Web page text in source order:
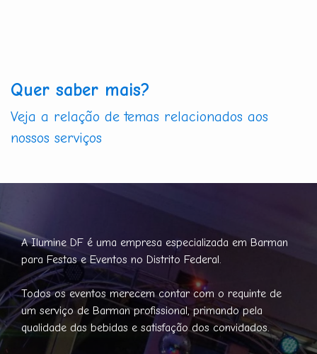
Quer saber mais?
Veja a relação de temas relacionados aos
nossos serviços
A Ilumine DF é uma empresa especializada em Barman
para Festas e Eventos no Distrito Federal.
Todos os eventos merecem contar com o requinte de
um serviço de Barman profissional, primando pela
qualidade das bebidas e satisfação dos convidados.